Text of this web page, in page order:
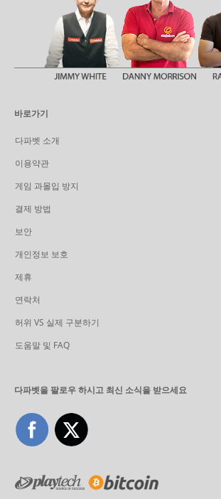
바로가기
다파벳 소개
이용약관
게임 과몰입 방지
결제 방법
보안
개인정보 보호
제휴
연락처
허위 VS 실제 구분하기
도움말 및 FAQ
다파벳을 팔로우 하시고 최신 소식을 받으세요